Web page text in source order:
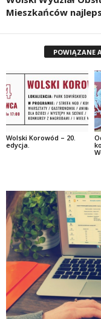
Mieszkańców
POWIĄZANE
Wolski Korowód – 20.
edycja.